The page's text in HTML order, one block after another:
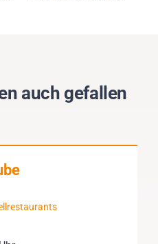
auch gefallen